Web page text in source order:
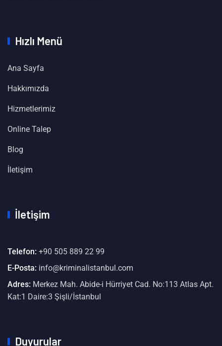
Hızlı Menü
Ana Sayfa
Hakkımızda
Hizmetlerimiz
Online Talep
Blog
İletişim
İletişim
Telefon: +90 505 889 22 99
E-Posta: info@kriminalistanbul.com
Adres: Merkez Mah. Abide-i Hürriyet Cad. No:113 Atlas Apt.
Kat:1 Daire:3 Şişli/İstanbul
Duyurular